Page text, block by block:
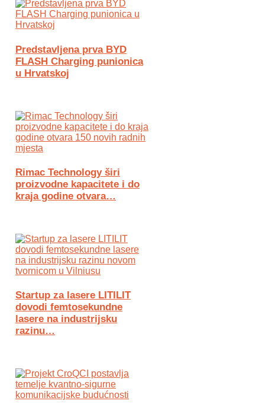
Predstavljena prva BYD
FLASH Charging punionica
u Hrvatskoj
Rimac Technology širi
proizvodne kapacitete i do
kraja godine otvara…
Startup za lasere LITILIT
dovodi femtosekundne
lasere na industrijsku
razinu…